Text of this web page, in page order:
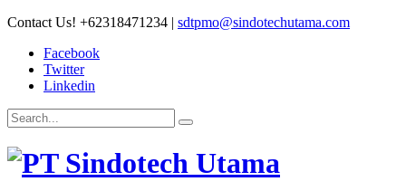
Contact Us! +62318471234 | sdtpmo@sindotechutama.com
Facebook
Twitter
Linkedin